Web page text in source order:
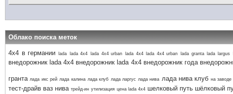
Облако поиска меток
4х4 в германии lada lada 4x4 lada 4x4 urban lada 4х4 lada 4х4 urban lada granta lada largus
внедорожник lada 4x4 внедорожник lada 4х4 внедорожник года
гранта лада икс рей лада калина лада клуб лада ларгус лада нива лада нива клуб на заводе
тест-драйв ваз нива трейд-ин утилизация цена lada 4x4 шелковый путь шёлковый